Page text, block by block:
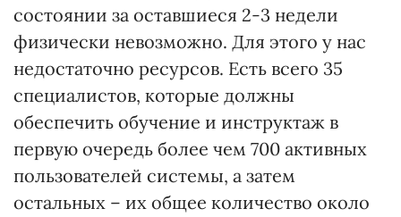
состоянии за оставшиеся 2-3 недели
физически невозможно. Для этого у нас
недостаточно ресурсов. Есть всего 35
специалистов, которые должны
обеспечить обучение и инструктаж в
первую очередь более чем 700 активных
пользователей системы, а затем
остальных – их общее количество около